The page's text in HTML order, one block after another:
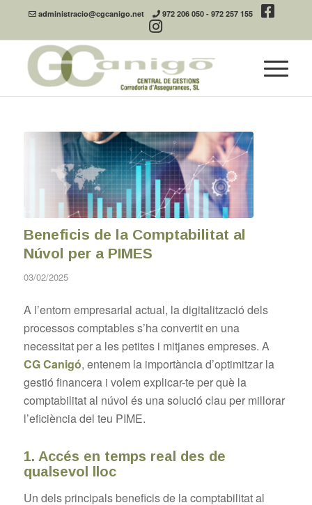
administracio@cgcanigo.net 972 206 050 -972 257 155
Beneficis de la Comptabilitat al
Núvol per a PIMES
03/02/2025
A l’entorn empresarial actual, la digitalització dels
processos comptables s’ha convertit en una
necessitat per a les petites i mitjanes empreses. A
CG Canigó, entenem la importància d’optimitzar la
gestió financera i volem explicar-te per què la
comptabilitat al núvol és una solució clau per millorar
l’eficiència del teu PIME.
1. Accés en temps real des de
qualsevol lloc
Un dels principals beneficis de la comptabilitat al